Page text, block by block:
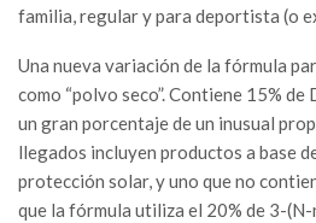
familia, regular y para deportista (o
Una nueva variación de la fórmula
como “polvo seco”. Contiene 15% de
un gran porcentaje de un inusual
llegados incluyen productos a base
protección solar, y uno que no
que la fórmula utiliza el 20% de 3-